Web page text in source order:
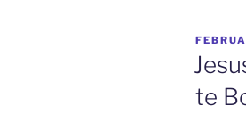
OP
te